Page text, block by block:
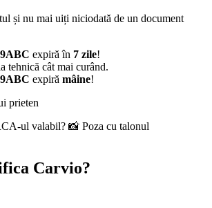
și nu mai uiți niciodată de un document
expiră în 7 zile!
tehnică cât mai curând.
expiră mâine!
prieten
ul valabil? 📸 Poza cu talonul
Carvio?